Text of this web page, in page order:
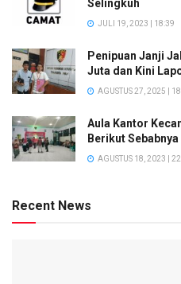
Selingkuh
JULI 19, 2023 | 18:39
Penipuan Janji
Juta dan Kini
AGUSTUS 27, 2025 |
Aula Kantor
Berikut Sebabnya
AGUSTUS 18, 2023 |
Recent News